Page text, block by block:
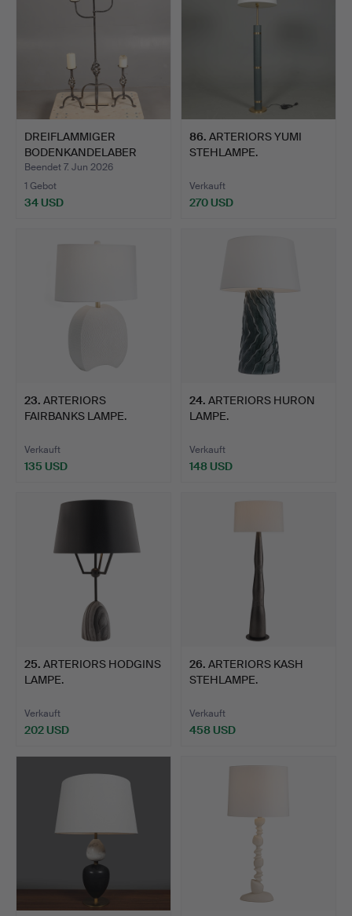
DREIFLAMMIGER
BODENKANDELABER
SOWIE EIN PA…
Beendet 7. Jun 2026
1 Gebot
34 USD
86. ARTERIORS YUMI
STEHLAMPE.
Verkauft
270 USD
23. ARTERIORS
FAIRBANKS LAMPE.
Verkauft
135 USD
24. ARTERIORS HURON
LAMPE.
Verkauft
148 USD
25. ARTERIORS HODGINS
LAMPE.
Verkauft
202 USD
26. ARTERIORS KASH
STEHLAMPE.
Verkauft
458 USD